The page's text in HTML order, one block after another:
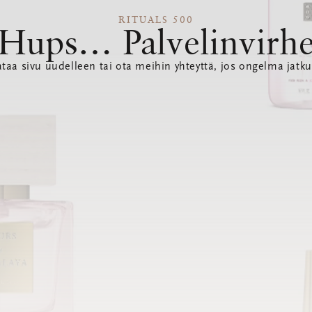
RITUALS 500
sivu uudelleen tai ota meihin yhteyttä, jos ongelma